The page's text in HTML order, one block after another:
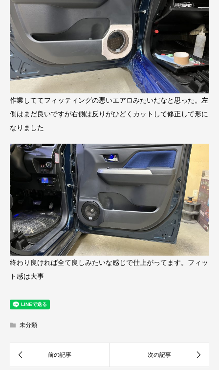
作業しててフィッティングの悪いエアロみたいだなと思った。左
側はまだ良いですが右側は反りがひどくカットして修正して形に
なりました
終わり良ければ全て良しみたいな感じで仕上がってます。フィッ
ト感は大事
未分類